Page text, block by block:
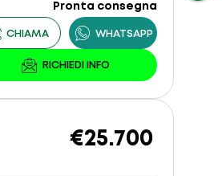
Pronta consegna
€25.700